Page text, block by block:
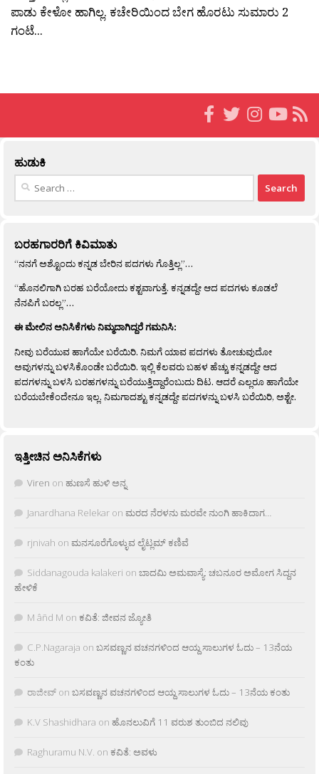
ಪಾಡು ಕೇಳೋ ಹಾಗಿಲ್ಲ. ಕಚೇರಿಯಿಂದ ಬೇಗ ಹೊರಟು ಸುಮಾರು 2
ಗಂಟೆ...
ಹುಡುಕಿ
Search
ಬರಹಗಾರರಿಗೆ ಕಿವಿಮಾತು
“ನನಗೆ ಅಶ್ಟೊಂದು ಕನ್ನಡ ಬೇರಿನ ಪದಗಳು ಗೊತ್ತಿಲ್ಲ”…
“ಹೊನಲಿಗಾಗಿ ಬರಹ ಬರೆಯೋದು ಕಶ್ಟವಾಗುತ್ತೆ. ಕನ್ನಡದ್ದೇ ಆದ ಪದಗಳು ಕೂಡಲೆ
ನೆನಪಿಗೆ ಬರಲ್ಲ”…
ಈ ಮೇಲಿನ ಅನಿಸಿಕೆಗಳು ನಿಮ್ಮದಾಗಿದ್ದರೆ ಗಮನಿಸಿ:
ನೀವು ಬರೆಯುವ ಹಾಗೆಯೇ ಬರೆಯಿರಿ. ನಿಮಗೆ ಯಾವ ಪದಗಳು ತೋಚುವುದೋ
ಅವುಗಳನ್ನು ಬಳಸಿಕೊಂಡೇ ಬರೆಯಿರಿ. ಇಲ್ಲಿ ಕೆಲವರು ಬಹಳ ಹೆಚ್ಚು ಕನ್ನಡದ್ದೇ ಆದ
ಪದಗಳನ್ನು ಬಳಸಿ ಬರಹಗಳನ್ನು ಬರೆಯುತ್ತಿದ್ದಾರೆಂಬುದು ದಿಟ. ಆದರೆ ಎಲ್ಲರೂ ಹಾಗೆಯೇ
ಬರೆಯಬೇಕೆಂದೇನೂ ಇಲ್ಲ. ನಿಮಗಾದಶ್ಟು ಕನ್ನಡದ್ದೇ ಪದಗಳನ್ನು ಬಳಸಿ ಬರೆಯಿರಿ, ಅಶ್ಟೇ.
ಇತ್ತೀಚಿನ ಅನಿಸಿಕೆಗಳು
Viren on ಹುಣಸೆ ಹುಳಿ ಅನ್ನ
Janardhana Relekar on ಮರದ ನೆರಳನು ಮರವೇ ನುಂಗಿ ಹಾಕಿದಾಗ…
rjnivah on ಮನಸೂರೆಗೊಳ್ಳುವ ಲೈಟ್ಲಮ್ ಕಣಿವೆ
Siddanagouda kalakeri on ಬಾದಮಿ ಅಮವಾಸ್ಯೆ: ಚಬನೂರ ಅಮೋಗ ಸಿದ್ದನ
ಹೇಳಿಕೆ
M âñd M on ಕವಿತೆ: ಜೀವನ ಜ್ಯೋತಿ
C.P.Nagaraja on ಬಸವಣ್ಣನ ವಚನಗಳಿಂದ ಆಯ್ದ ಸಾಲುಗಳ ಓದು – 13ನೆಯ
ಕಂತು
ರಾಜೀವ್ on ಬಸವಣ್ಣನ ವಚನಗಳಿಂದ ಆಯ್ದ ಸಾಲುಗಳ ಓದು – 13ನೆಯ ಕಂತು
K.V Shashidhara on ಹೊನಲುವಿಗೆ 11 ವರುಶ ತುಂಬಿದ ನಲಿವು
Raghuramu N.V. on ಕವಿತೆ: ಅವಳು